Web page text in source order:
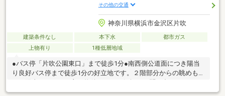
その他の交通
神奈川県横浜市金沢区片吹
建築条件なし 本下水
都市ガス
上物有り
1種低層地域
●バス停「片吹公園東口」まで徒歩1分●南西側公道面につき陽当
り良好バス停まで徒歩1分の好立地です。２階部分からの眺めも良
い。